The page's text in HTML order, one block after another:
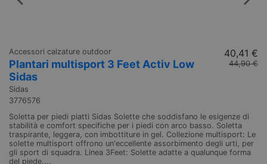
Accessori calzature outdoor
Plantari multisport 3 Feet Activ Low
Sidas
Sidas
3776576
40,41 €
44,90 €
Soletta per piedi piatti Sidas Solette che soddisfano le esigenze di
stabilità e comfort specifiche per i piedi con arco basso. Soletta
traspirante, leggera, con imbottiture in gel. Collezione multisport: Le
solette multisport offrono un'eccellente assorbimento degli urti, per
gli sport di squadra. Linea 3Feet: Solette adatte a qualunque forma
del piede....